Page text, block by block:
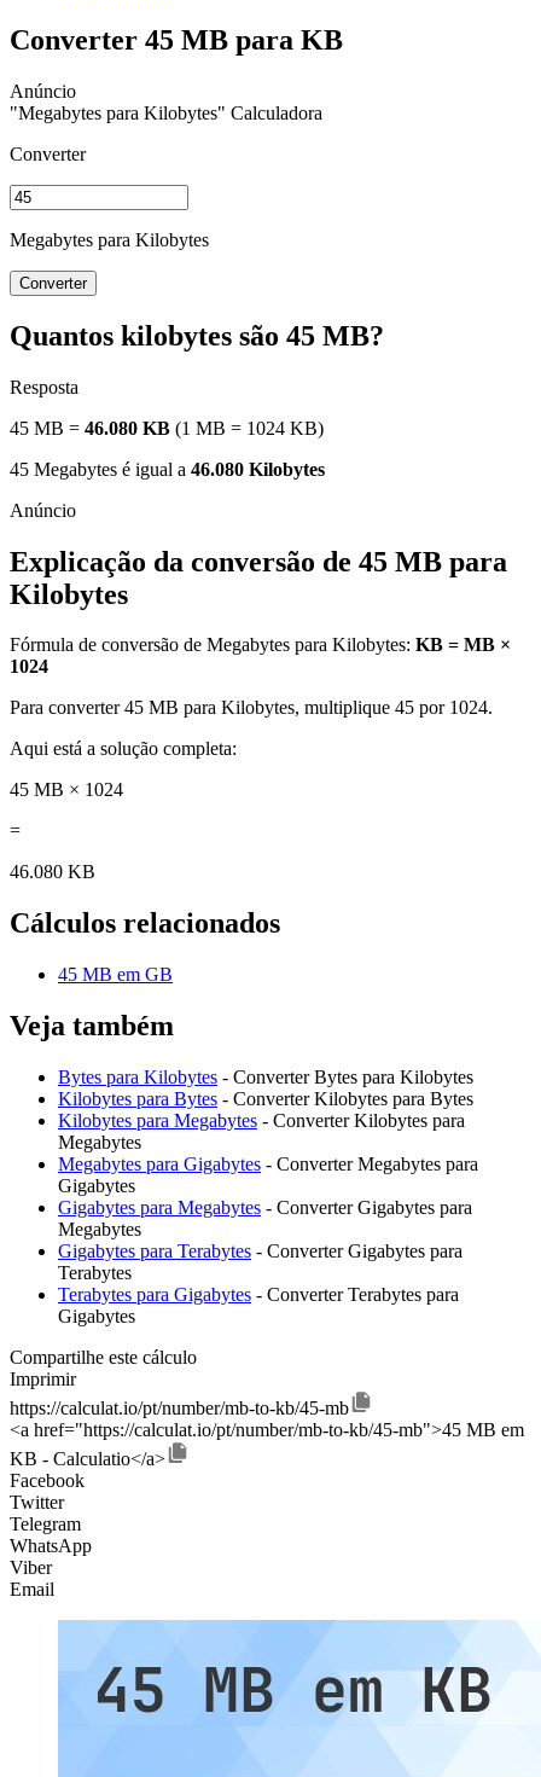
Converter 45 MB para KB
"Megabytes para Kilobytes" Calculadora
Converter
Megabytes para Kilobytes
Converter
Quantos kilobytes são 45 MB?
Resposta
45 MB = 46.080 KB (1 MB = 1024 KB)
45 Megabytes é igual a 46.080 Kilobytes
Explicação da conversão de 45 MB para
Kilobytes
Fórmula de conversão de Megabytes para Kilobytes: KB = MB ×
1024
Para converter 45 MB para Kilobytes, multiplique 45 por 1024.
Aqui está a solução completa:
45 MB × 1024
=
46.080 KB
Cálculos relacionados
45 MB em GB
Veja também
Bytes para Kilobytes - Converter Bytes para Kilobytes
Kilobytes para Bytes - Converter Kilobytes para Bytes
Kilobytes para Megabytes - Converter Kilobytes para
Megabytes
Megabytes para Gigabytes - Converter Megabytes para
Gigabytes
Gigabytes para Megabytes - Converter Gigabytes para
Megabytes
Gigabytes para Terabytes - Converter Gigabytes para
Terabytes
Terabytes para Gigabytes - Converter Terabytes para
Gigabytes
Compartilhe este cálculo
Imprimir
https://calculat.io/pt/number/mb-to-kb/45-mb
<a href="https://calculat.io/pt/number/mb-to-kb/45-mb">45 MB em
KB - Calculatio</a>
Facebook
Twitter
Telegram
WhatsApp
Viber
Email